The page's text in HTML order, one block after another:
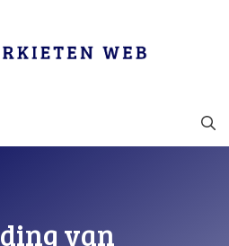
van